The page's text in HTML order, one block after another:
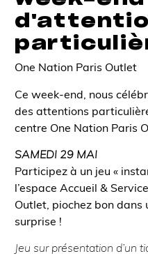
One Nation Paris Outlet
Ce week-end, nous
des attentions
centre One Nation Paris
SAMEDI 29 MAI
Participez à un jeu «
l’espace Accueil &
Outlet, piochez bon dans
surprise !
Jeu sur présentation d’un